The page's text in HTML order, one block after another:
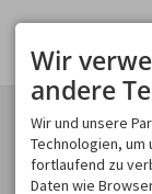
KONTAKT
Spirits of Nature
Moosweg 2
87545 Burgberg
Wir
andere
Wir und unsere
Technologien,
fortlaufend zu
Daten wie